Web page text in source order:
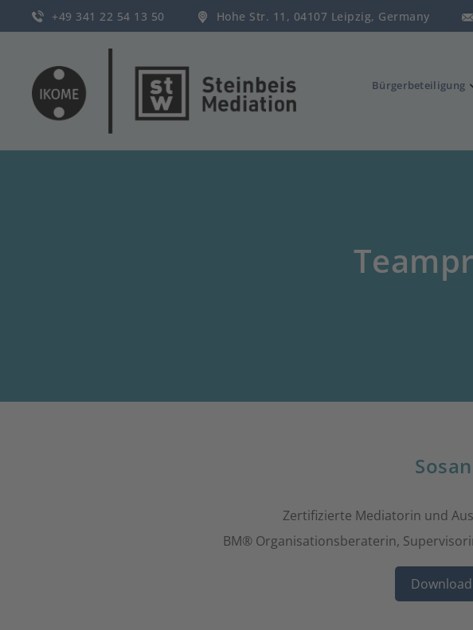
+49 341 22 54 13 50 Hohe Str. 11, 04107 Leipzig, Germany
Bürgerbeteiligung
Zertifizierte Mediatorin und
BM® Organisationsberaterin,